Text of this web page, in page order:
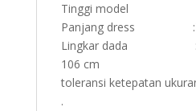
Tinggi model :
Panjang dress
Lingkar dada : 66
106 cm
toleransi ketepatan
.